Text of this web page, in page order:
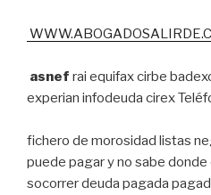
asnef rai equifax cirbe
experian infodeuda cirex
fichero de morosidad listas
puede pagar y no sabe donde
socorrer deuda pagada